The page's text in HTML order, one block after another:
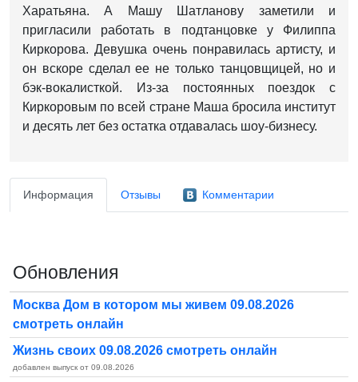
Харатьяна. А Машу Шатланову заметили и
пригласили работать в подтанцовке у Филиппа
Киркорова. Девушка очень понравилась артисту, и
он вскоре сделал ее не только танцовщицей, но и
бэк-вокалисткой. Из-за постоянных поездок с
Киркоровым по всей стране Маша бросила институт
и десять лет без остатка отдавалась шоу-бизнесу.
Информация Отзывы Комментарии
Обновления
Москва Дом в котором мы живем 09.08.2026
смотреть онлайн
Жизнь своих 09.08.2026 смотреть онлайн
добавлен выпуск от 09.08.2026